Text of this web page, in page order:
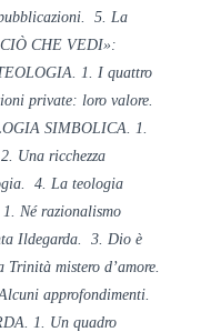
5. La
CHE VEDI»:
1. I quattro
private: loro valore.
SIMBOLICA. 1.
Una ricchezza
. 4. La teologia
Né razionalismo
Ildegarda. 3. Dio è
mistero d’amore.
approfondimenti.
1. Un quadro